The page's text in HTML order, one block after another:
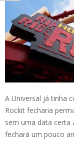
A Universal já tinha
Rockit fecharia
sem uma data certa
fechará um pouco